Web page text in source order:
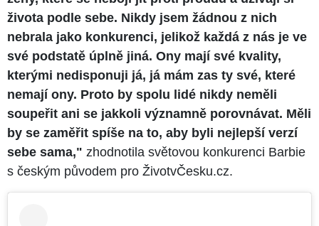
života podle sebe. Nikdy jsem žádnou z nich
nebrala jako konkurenci, jelikož každá z nás je ve
své podstatě úplně jiná. Ony mají své kvality,
kterými nedisponuji já, já mám zas ty své, které
nemají ony. Proto by spolu lidé nikdy neměli
soupeřit ani se jakkoli významně porovnávat. Měli
by se zaměřit spíše na to, aby byli nejlepší verzí
sebe sama," zhodnotila světovou konkurenci Barbie
s českým původem pro ŽivotvČesku.cz.